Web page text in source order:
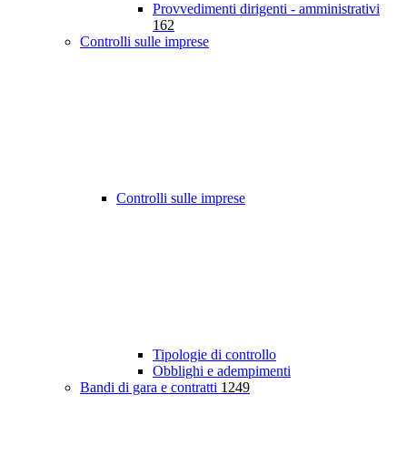
Provvedimenti dirigenti - amministrativi
162
Controlli sulle imprese
Controlli sulle imprese
Tipologie di controllo
Obblighi e adempimenti
Bandi di gara e contratti 1249